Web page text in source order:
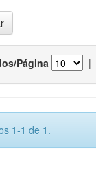
Página |
1-1 de 1.